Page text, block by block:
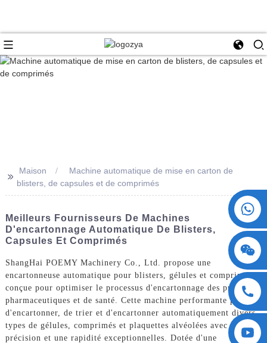
>>
Maison
Machine automatique de mise en carton de
blisters, de capsules et de comprimés
Meilleurs Fournisseurs De Machines
D'encartonnage Automatique De Blisters,
Capsules Et Comprimés
ShangHai POEMY Machinery Co., Ltd. propose une
encartonneuse automatique pour blisters, gélules et comprimés,
conçue pour optimiser le processus d'encartonnage des produits
pharmaceutiques et de santé. Cette machine performante permet
d'encartonner, de trier et d'encartonner automatiquement divers
types de gélules, comprimés et plaquettes alvéolées avec une
précision et une rapidité exceptionnelles. Dotée d'une